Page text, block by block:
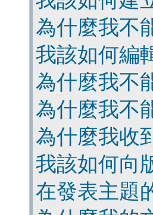
為什麼我不
我該如何編
為什麼我不
為什麼我不
為什麼我收
我該如何向
在發表主題